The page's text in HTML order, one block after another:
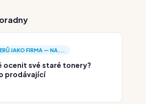
JAKO FIRMA — NA...
ocenit své staré tonery?
prodávající